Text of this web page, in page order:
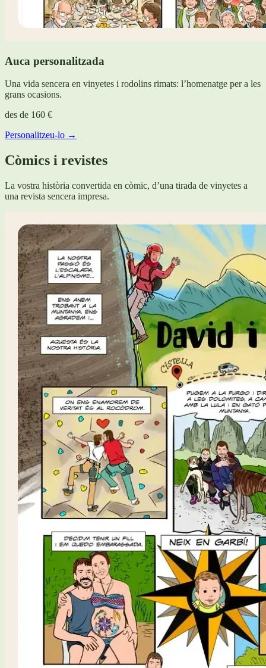
Auca personalitzada
Una vida sencera en vinyetes i rodolins rimats: l’homenatge per a les
grans ocasions.
des de 160 €
Personalitzeu-lo →
Còmics i revistes
La vostra història convertida en còmic, d’una tirada de vinyetes a
una revista sencera impresa.